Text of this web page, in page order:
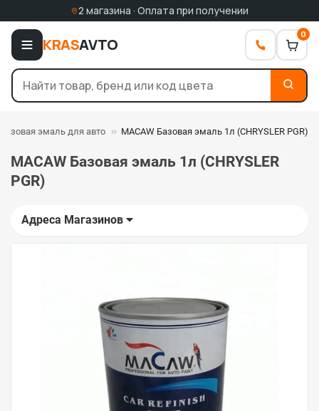
2 магазина · Оплата при получении
KRASAVTO
0
Базовая эмаль для авто MACAW Базовая эмаль 1л (CHRYSLER PGR)
MACAW Базовая эмаль 1л (CHRYSLER
PGR)
Адреса Магазинов